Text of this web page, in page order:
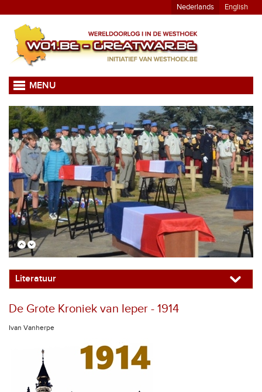
Nederlands English
MENU
Literatuur
De Grote Kroniek van Ieper - 1914
Ivan Vanherpe